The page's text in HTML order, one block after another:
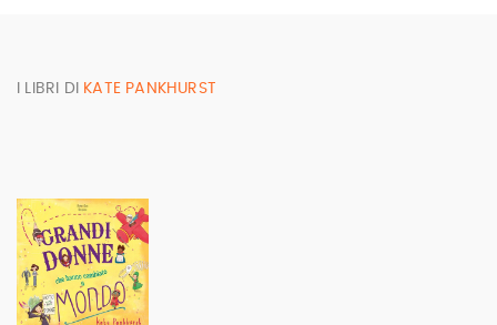
I LIBRI DI KATE PANKHURST